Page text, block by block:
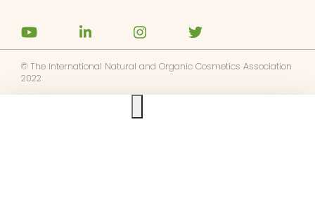
© The International Natural and Organic Cosmetics Association
2022